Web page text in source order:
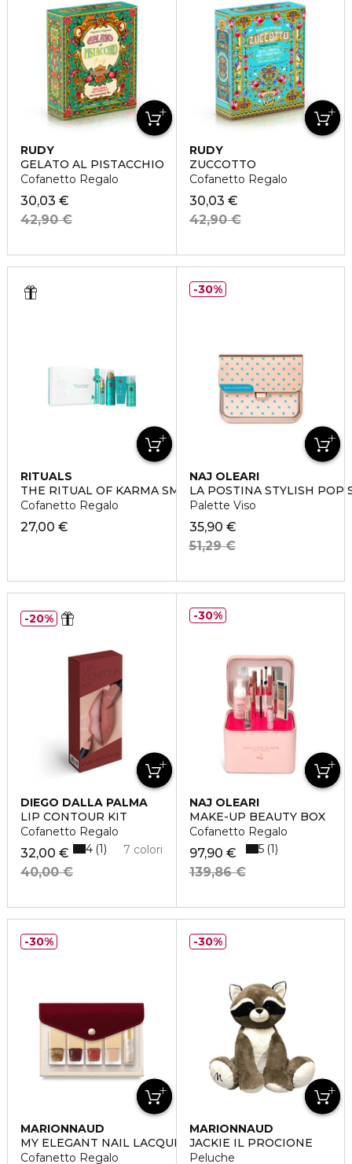
RUDY
GELATO AL PISTACCHIO
Cofanetto Regalo
30,03 €
42,90 €
RUDY
ZUCCOTTO
Cofanetto Regalo
30,03 €
42,90 €
RITUALS
THE RITUAL OF KARMA SMALL
Cofanetto Regalo
27,00 €
NAJ OLEARI
LA POSTINA STYLISH POP
Palette Viso
35,90 €
51,29 €
30%
DIEGO DALLA PALMA
LIP CONTOUR KIT
Cofanetto Regalo
32,00 €
40,00 €
7 colori
4 1
20%
NAJ OLEARI
MAKE-UP BEAUTY BOX
Cofanetto Regalo
97,90 €
139,86 €
5 1
30%
MARIONNAUD
MY ELEGANT NAIL LACQUER POUCH
Cofanetto Regalo
30%
MARIONNAUD
JACKIE IL PROCIONE
Peluche
30%